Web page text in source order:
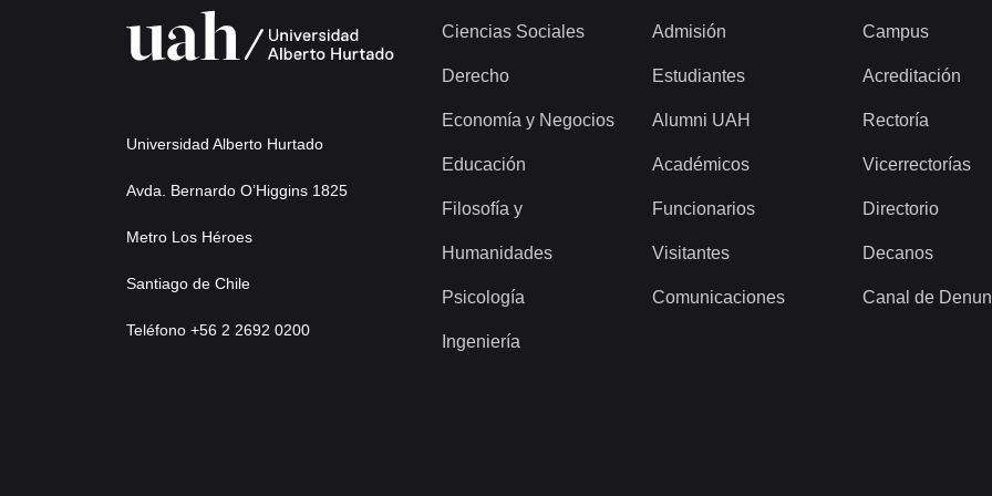
Universidad Alberto Hurtado
Avda. Bernardo O’Higgins 1825
Metro Los Héroes
Santiago de Chile
Teléfono +56 2 2692 0200
Ciencias Sociales
Derecho
Economía y Negocios
Educación
Filosofía y
Humanidades
Psicología
Ingeniería
Admisión
Estudiantes
Alumni UAH
Académicos
Funcionarios
Visitantes
Comunicaciones
Campus
Acreditación
Rectoría
Vicerrectorías
Directorio
Decanos
Canal de